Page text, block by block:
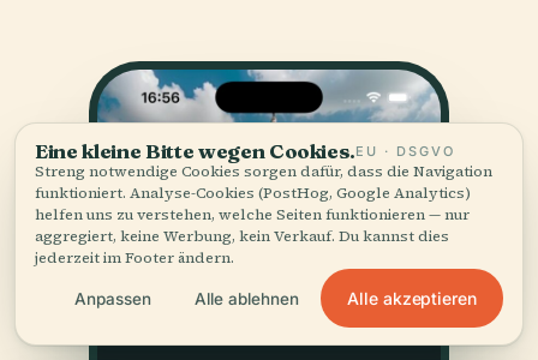
Eine kleine Bitte wegen Cookies.EU · DSGVO
Streng notwendige Cookies sorgen dafür, dass die Navigation
funktioniert. Analyse-Cookies (PostHog, Google Analytics)
helfen uns zu verstehen, welche Seiten funktionieren — nur
aggregiert, keine Werbung, kein Verkauf. Du kannst dies
jederzeit im Footer ändern.
Anpassen Alle ablehnen Alle akzeptieren